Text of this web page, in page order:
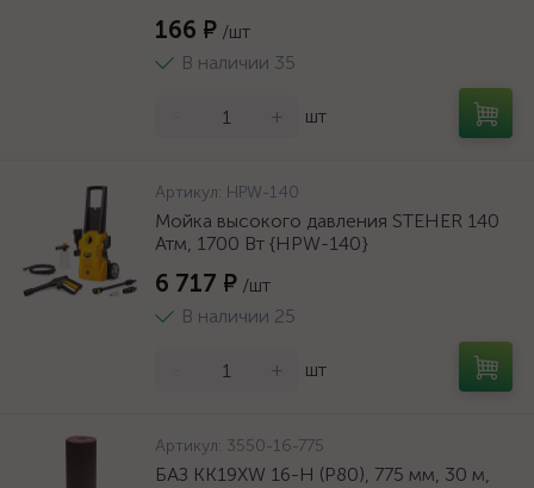
166 ₽ /шт
В наличии 35
+ шт
Артикул: HPW-140
Мойка высокого давления STEHER 140
Атм, 1700 Вт {HPW-140}
6 717 ₽ /шт
В наличии 25
+ шт
Артикул: 3550-16-775
БАЗ KK19XW 16-H (Р80), 775 мм, 30 м,